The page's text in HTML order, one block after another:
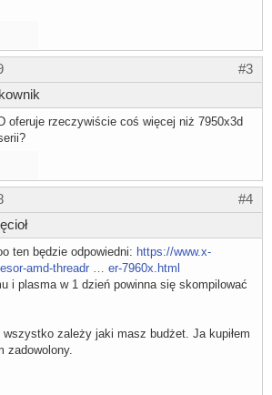
#3
oferuje rzeczywiście coś więcej niż 7950x3d
#4
ten będzie odpowiedni: https://www.x-
amd-threadr … er-7960x.html
i plasma w 1 dzień powinna się skompilować
zależy jaki masz budżet. Ja kupiłem
zadowolony.